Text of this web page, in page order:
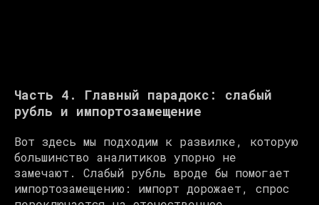
Часть 4. Главный парадокс: слабый
рубль и импортозамещение
Вот здесь мы подходим к развилке, которую
большинство аналитиков упорно не
замечают. Слабый рубль вроде бы помогает
импортозамещению: импорт дорожает, спрос